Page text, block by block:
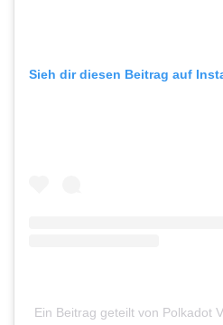
Sieh dir diesen Beitrag auf
Ein Beitrag geteilt von Polkadot